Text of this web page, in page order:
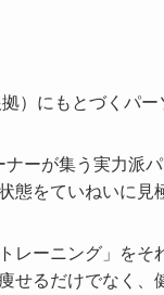
）にもとづくパー
ーが集う実力派
態をていねいに
レーニング」を
せるだけでなく